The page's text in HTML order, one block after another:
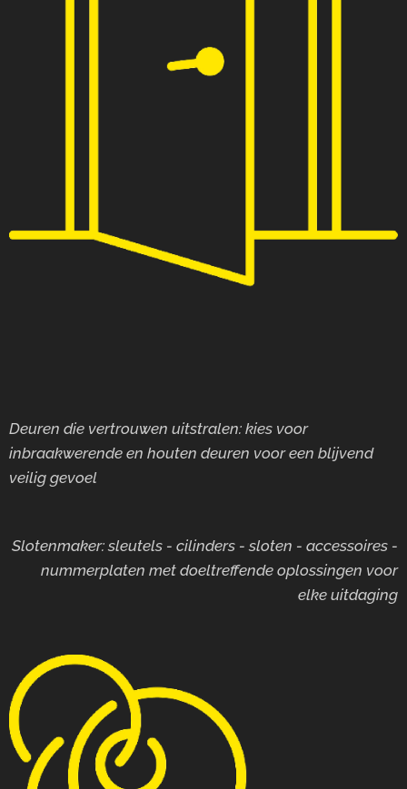
Deuren die vertrouwen uitstralen: kies voor
inbraakwerende en houten deuren vooreen blijvend
veilig gevoel
Slotenmaker: sleutels - cilinders - sloten - accessoires -
nummerplaten met doeltreffende oplossingen voor
elke uitdaging